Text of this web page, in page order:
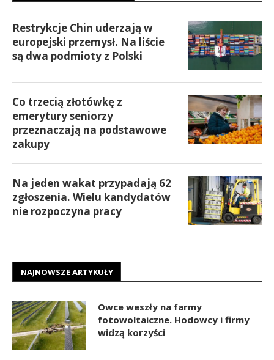
Restrykcje Chin uderzają w
europejski przemysł. Na liście
są dwa podmioty z Polski
Co trzecią złotówkę z
emerytury seniorzy
przeznaczają na podstawowe
zakupy
Na jeden wakat przypadają 62
zgłoszenia. Wielu kandydatów
nie rozpoczyna pracy
NAJNOWSZE ARTYKUŁY
Owce weszły na farmy
fotowoltaiczne. Hodowcy i firmy
widzą korzyści